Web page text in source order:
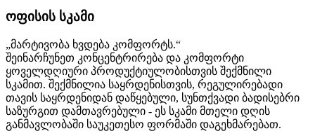
ოფისის სკამი
„მარტივობა ხვდება კომფორტს.“
შეინარჩუნეთ კონცენტრირება და კომფორტი
ყოველდღიური პროდუქტიულობისთვის შექმნილი
სკამით. შექმნილია საყრდენისთვის, რეგულირებადი
თავის საყრდენიდან დაწყებული, სუნთქვადი ბადისებრი
საზურგით დამთავრებული - ეს სკამი მთელი დღის
განმავლობაში საუკეთესო ფორმაში დაგეხმარებათ.